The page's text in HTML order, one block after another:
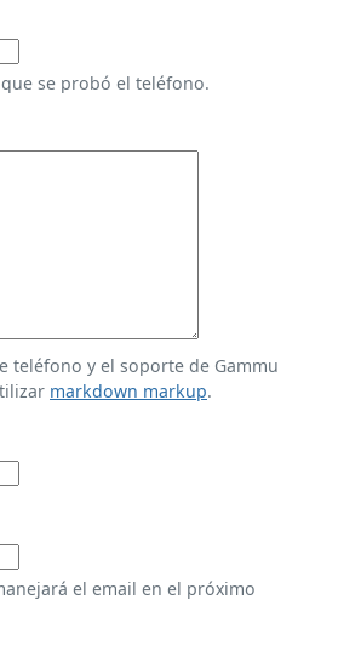
se probó el teléfono.
teléfono y el soporte de Gammu
markdown markup.
el email en el próximo